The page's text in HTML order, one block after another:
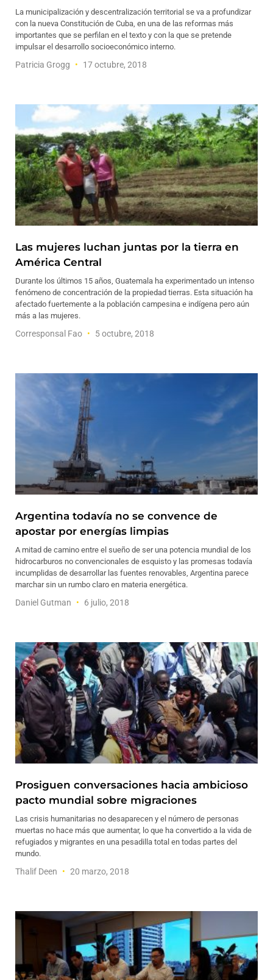
La municipalización y descentralización territorial se va a profundizar
con la nueva Constitución de Cuba, en una de las reformas más
importantes que se perfilan en el texto y con la que se pretende
impulsar el desarrollo socioeconómico interno.
Patricia Grogg 17 octubre, 2018
Las mujeres luchan juntas por la tierra en
América Central
Durante los últimos 15 años, Guatemala ha experimentado un intenso
fenómeno de concentración de la propiedad tierras. Esta situación ha
afectado fuertemente a la población campesina e indígena pero aún
más a las mujeres.
Corresponsal Fao 5 octubre, 2018
Argentina todavía no se convence de
apostar por energías limpias
A mitad de camino entre el sueño de ser una potencia mundial de los
hidrocarburos no convencionales de esquisto y las promesas todavía
incumplidas de desarrollar las fuentes renovables, Argentina parece
marchar sin un rumbo claro en materia energética.
Daniel Gutman 6 julio, 2018
Prosiguen conversaciones hacia ambicioso
pacto mundial sobre migraciones
Las crisis humanitarias no desaparecen y el número de personas
muertas no hace más que aumentar, lo que ha convertido a la vida de
refugiados y migrantes en una pesadilla total en todas partes del
mundo.
Thalif Deen 20 marzo, 2018